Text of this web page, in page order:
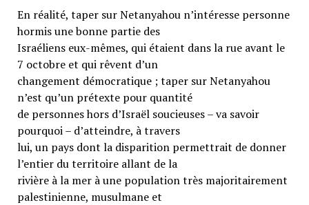
En réalité, taper sur Netanyahou n’intéresse personne
hormis une bonne partie des
Israéliens eux-mêmes, qui étaient dans la rue avant le
7 octobre et qui rêvent d’un
changement démocratique ; taper sur Netanyahou
n’est qu’un prétexte pour quantité
de personnes hors d’Israël soucieuses – va savoir
pourquoi – d’atteindre, à travers
lui, un pays dont la disparition permettrait de donner
l’entier du territoire allant de la
rivière à la mer à une population très majoritairement
palestinienne, musulmane et